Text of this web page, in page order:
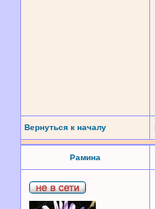
Вернуться к началу
Рамина